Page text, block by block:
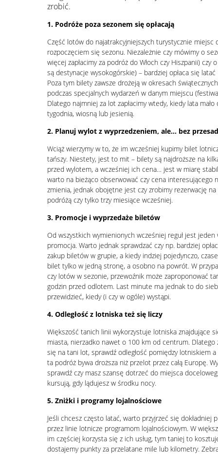
zrobić.
1. Podróże poza sezonem się opłacają
Część lotów do najatrakcyjniejszych turystycznie miejsc
rozpoczęciem się sezonu. Niezależnie czy mówimy o
więcej zapłacimy za podróż do Włoch czy Hiszpanii) czy
są destynacje wysokogórskie) – bardziej opłaca się
Poza tym bilety zawsze drożeją w okresach
podczas specjalnych wydarzeń w danym miejscu
Dlatego najmniej za lot zapłacimy wtedy, kiedy lata
tygodnia, wiosną lub jesienią.
2. Planuj wylot z wyprzedzeniem, ale… bez
Wciąż wierzymy w to, że im wcześniej kupimy bilet
tańszy. Niestety, jest to mit – bilety są najdroższe na
przed wylotem, a wcześniej ich cena… jest w miarę
warto na bieżąco obserwować czy cena interesującego
zmienia, jednak obojętne jest czy zrobimy rezerwację na
podróżą czy tylko trzy miesiące wcześniej.
3. Promocje i wyprzedaże biletów
Od wszystkich wymienionych wcześniej reguł jest jeden
promocja. Warto jednak sprawdzać czy np. bardziej
zakup biletów w grupie, a kiedy indziej pojedynczo,
bilet tylko w jedną stronę, a osobno na powrót. W
czy lotów w sezonie, przewoźnik może zaproponować
godzin przed odlotem. Last minute ma jednak to do
przewidzieć, kiedy (i czy w ogóle) wystąpi.
4. Odległość z lotniska też się liczy
Większość tanich linii wykorzystuje lotniska znajdujące
miasta, nierzadko nawet o 100 km od centrum. Dlatego
się na tani lot, sprawdź odległość pomiędzy lotniskiem
ta podróż bywa droższa niż przelot przez całą Europę.
sprawdź czy masz szansę dotrzeć do miejsca
kursują, gdy lądujesz w środku nocy.
5. Zniżki i programy lojalnościowe
Jeśli chcesz często latać, warto przyjrzeć się dokładniej
przez linie lotnicze programom lojalnościowym. W
im częściej korzysta się z ich usług, tym taniej to
dostajemy punkty za przelatane mile lub kilometry.